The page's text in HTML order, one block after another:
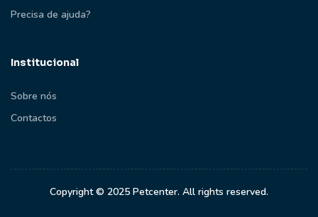
Precisa de ajuda?
Institucional
Sobre nós
Contactos
Copyright © 2025 Petcenter. All rights reserved.